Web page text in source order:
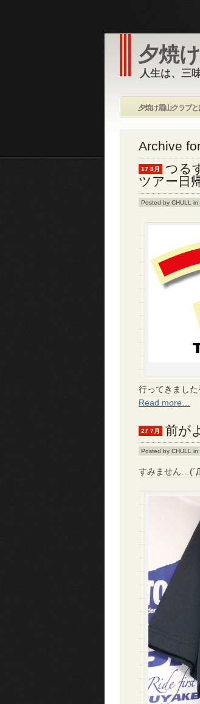
夕焼
人生は、三
夕焼け眉山クラブ
Archive
17 8月
つる
ツアー日
Posted by CHULL in
行ってきまし
Read more…
27 7月 前が
Posted by CHULL in
すみません